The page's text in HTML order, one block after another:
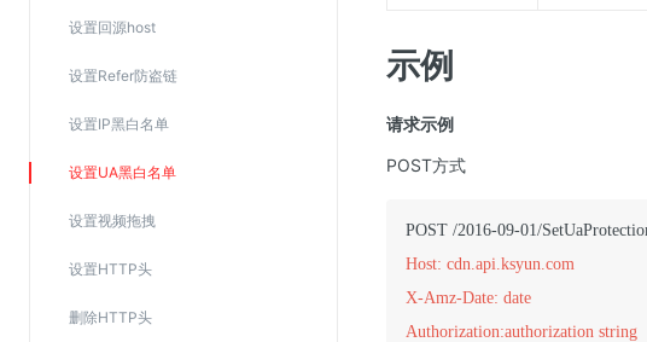
设置回源host
设置Refer防盗链
设置IP黑白名单
设置UA黑白名单
设置视频拖拽
设置HTTP头
删除HTTP头
合规性
示例
请求示例
POST方式
Host: cdn.api.ksyun.com
X-Amz-Date: date
Authorization:authorization string